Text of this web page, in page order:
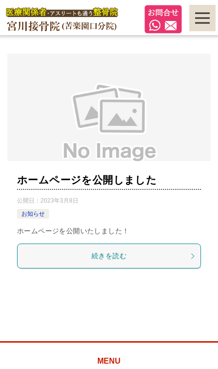
ホームページを公開しました
公開日： 2023年3月8日
お知らせ
ホームページを公開いたしました！
続きを読む
MENU